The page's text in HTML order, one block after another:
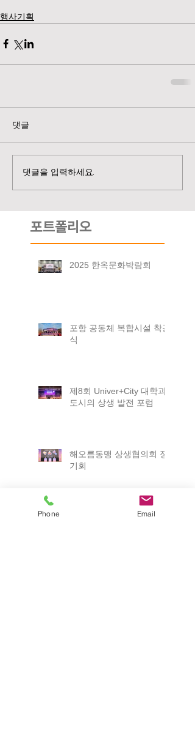
행사기획
댓글
댓글을 입력하세요.
포트폴리오
2025 한옥문화박람회
포항 공동체 복합시설 착공
식
제8회 Univer+City 대학과
도시의 상생 발전 포럼
해오름동맹 상생협의회 정
기회
Phone Email